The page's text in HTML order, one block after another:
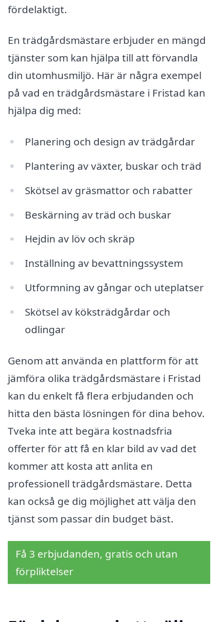
fördelaktigt.
En trädgårdsmästare erbjuder en mängd
tjänster som kan hjälpa till att förvandla
din utomhusmiljö. Här är några exempel
på vad en trädgårdsmästare i Fristad kan
hjälpa dig med:
Planering och design av trädgårdar
Plantering av växter, buskar och träd
Skötsel av gräsmattor och rabatter
Beskärning av träd och buskar
Hejdin av löv och skräp
Inställning av bevattningssystem
Utformning av gångar och uteplatser
Skötsel av köksträdgårdar och
odlingar
Genom att använda en plattform för att
jämföra olika trädgårdsmästare i Fristad
kan du enkelt få flera erbjudanden och
hitta den bästa lösningen för dina behov.
Tveka inte att begära kostnadsfria
offerter för att få en klar bild av vad det
kommer att kosta att anlita en
professionell trädgårdsmästare. Detta
kan också ge dig möjlighet att välja den
tjänst som passar din budget bäst.
Få 3 erbjudanden, gratis och utan
förpliktelser